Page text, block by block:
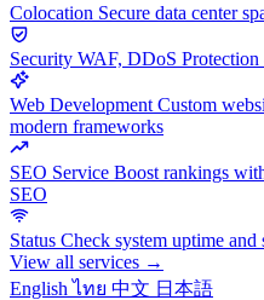
Colocation Secure data center
Security WAF, DDoS
Web Development Custom
modern frameworks
SEO Service Boost rankings
SEO
Status Check system uptime
View all services →
Englishไทย 中文 日本語